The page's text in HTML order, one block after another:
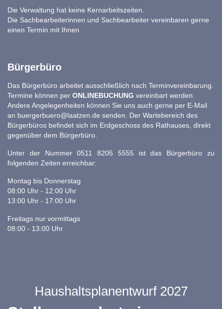
Die Verwaltung hat keine Kernarbeitszeiten.
Die Sachbearbeiterinnen und Sachbearbeiter vereinbaren gerne
einen Termin mit Ihnen.
Bürgerbüro
Das Bürgerbüro arbeitet ausschließlich nach Terminvereinbarung.
Termine können per ONLINEBUCHUNG vereinbart werden.
Andere Angelegenheiten können Sie uns auch gerne per E-Mail
an buergerbuero@laatzen.de senden. Der Wartebereich des
Bürgerbüros befindet sich im Erdgeschoss des Rathauses, direkt
gegenüber dem Bürgerbüro.
Unter der Nummer 0511 8205 5555 ist das Bürgerbüro zu
folgenden Zeiten erreichbar:
Montag bis Donnerstag
08:00 Uhr - 12:00 Uhr
13:00 Uhr - 17:00 Uhr
Freitags nur vormittags
08:00 - 13:00 Uhr
Haushaltsplanentwurf 2027